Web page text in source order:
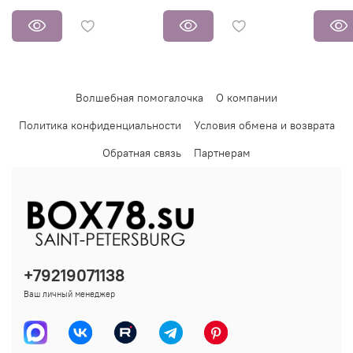
Волшебная помогалочка
О компании
Политика конфиденциальности
Условия обмена и возврата
Обратная связь
Партнерам
+79219071138
Ваш личный менеджер